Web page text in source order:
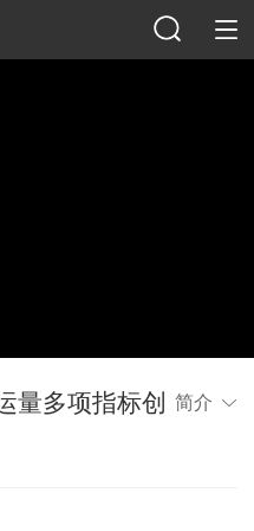
量多项指标创
简介